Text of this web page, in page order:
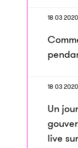
18 03 2020
18 03 2020
Un
live